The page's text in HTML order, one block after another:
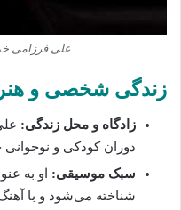
علی فرزامی
زندگی شخصی و
زادگاه و محل زندگی:
دوران کودکی و نوجوانی
سبک موسیقی: او به
شناخته‌‌ می‌شود و با